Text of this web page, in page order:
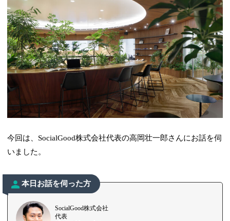
今回は、SocialGood株式会社代表の高岡壮一郎さんにお話を伺
いました。
本日お話を伺った方
SocialGood株式会社
代表